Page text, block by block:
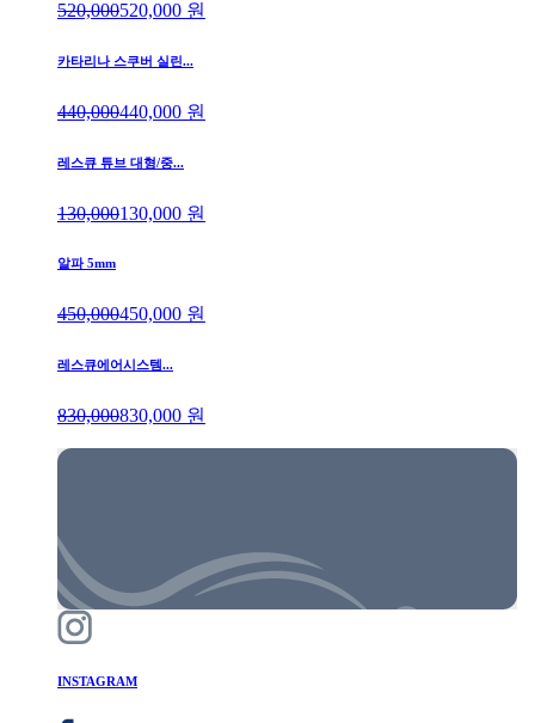
520,000520,000 원
카타리나 스쿠버 실린...
440,000440,000 원
레스큐 튜브 대형/중...
130,000130,000 원
알파 5mm
450,000450,000 원
레스큐에어시스템...
830,000830,000 원
INSTAGRAM